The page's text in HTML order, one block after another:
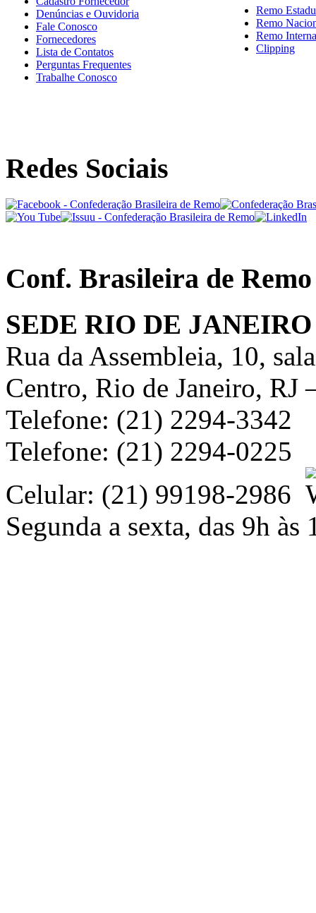
Denúncias e Ouvidoria
Fale Conosco
Fornecedores
Lista de Contatos
Perguntas Frequentes
Trabalhe Conosco
Remo
Remo
Remo
Clipping
Redes Sociais
Conf. Brasileira de Remo
SEDE RIO DE JANEIRO
Rua da Assembleia, 10,
Centro, Rio de Janeiro, RJ
Telefone: (21) 2294-3342
Telefone: (21) 2294-0225
Celular: (21) 99198-2986
Segunda a sexta, das 9h às